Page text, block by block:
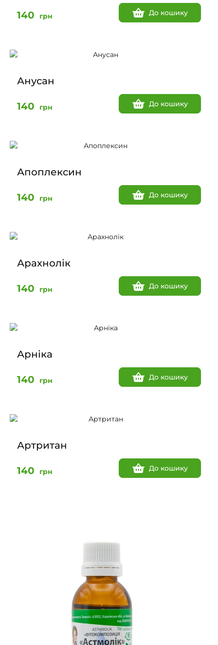
140 грн До кошику
Анусан
140 грн До кошику
Апоплексин
140 грн До кошику
Арахнолік
140 грн До кошику
Арніка
140 грн До кошику
Артритан
140 грн До кошику